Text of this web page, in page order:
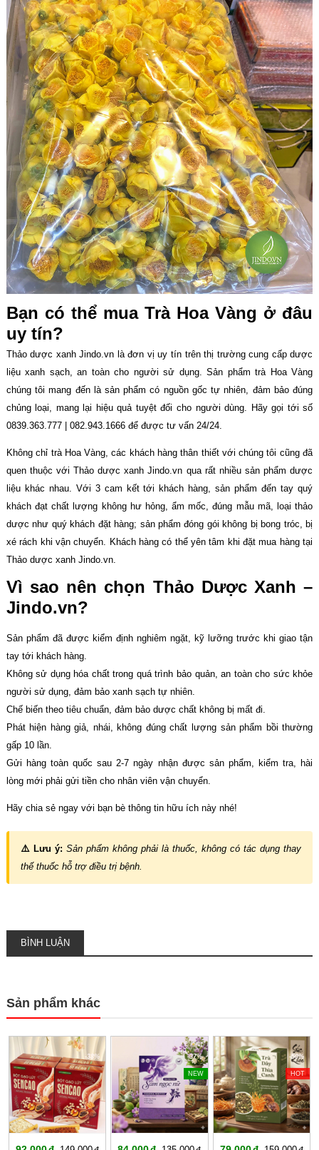
Bạn có thể mua Trà Hoa Vàng ở đâu
uy tín?
Thảo dược xanh Jindo.vn là đơn vị uy tín trên thị trường cung cấp dược
liệu xanh sạch, an toàn cho người sử dụng. Sản phẩm trà Hoa Vàng
chúng tôi mang đến là sản phẩm có nguồn gốc tự nhiên, đảm bảo đúng
chủng loại, mang lại hiệu quả tuyệt đối cho người dùng. Hãy gọi tới số
0839.363.777 | 082.943.1666 để được tư vấn 24/24.
Không chỉ trà Hoa Vàng, các khách hàng thân thiết với chúng tôi cũng đã
quen thuộc với Thảo dược xanh Jindo.vn qua rất nhiều sản phẩm dược
liệu khác nhau. Với 3 cam kết tới khách hàng, sản phẩm đến tay quý
khách đạt chất lượng không hư hỏng, ẩm mốc, đúng mẫu mã, loại thảo
dược như quý khách đặt hàng; sản phẩm đóng gói không bị bong tróc, bị
xé rách khi vận chuyển. Khách hàng có thể yên tâm khi đặt mua hàng tại
Thảo dược xanh Jindo.vn.
Vì sao nên chọn Thảo Dược Xanh –
Jindo.vn?
Sản phẩm đã được kiểm định nghiêm ngặt, kỹ lưỡng trước khi giao tận
tay tới khách hàng.
Không sử dụng hóa chất trong quá trình bảo quản, an toàn cho sức khỏe
người sử dụng, đảm bảo xanh sạch tự nhiên.
Chế biến theo tiêu chuẩn, đảm bảo dược chất không bị mất đi.
Phát hiện hàng giả, nhái, không đúng chất lượng sản phẩm bồi thường
gấp 10 lần.
Gửi hàng toàn quốc sau 2-7 ngày nhận được sản phẩm, kiểm tra, hài
lòng mới phải gửi tiền cho nhân viên vận chuyển.
Hãy chia sẻ ngay với bạn bè thông tin hữu ích này nhé!
⚠️ Lưu ý: Sản phẩm không phải là thuốc, không có tác dụng thay
thế thuốc hỗ trợ điều trị bệnh.
BÌNH LUẬN
Sản phẩm khác
-38% -37%
NEW
-50%
HOT